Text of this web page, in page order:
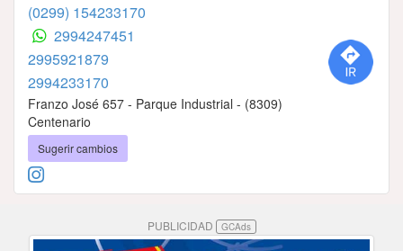
(0299) 154233170
2994247451
2995921879
2994233170
Franzo José 657 - Parque Industrial - (8309)
Centenario
Sugerir cambios
PUBLICIDAD GCAds